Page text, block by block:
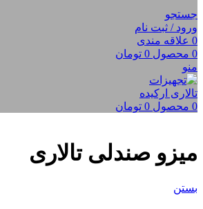
جستجو
ورود / ثبت نام
0 علاقه مندی
0 محصول 0 تومان
منو
0 محصول 0 تومان
میزو صندلی تالاری
بستن